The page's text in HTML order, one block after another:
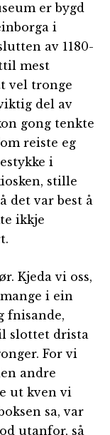
er bygd
i
av 1180-
mest
vel tronge
del av
gong tenkte
reiste eg
i
stille
det var best å
ikkje
Kjeda vi oss,
i ein
fnisande,
slottet drista
For vi
andre
ut kven vi
sa, var
utanfor, så